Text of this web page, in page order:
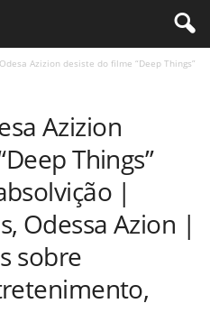
Azizion desiste do filme “Deep Things”
Azizion
Things”
|
Odessa Azion |
sobre